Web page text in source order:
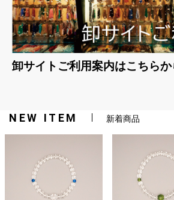
卸サイトご利用案内はこちらか
NEW ITEM 新着商品